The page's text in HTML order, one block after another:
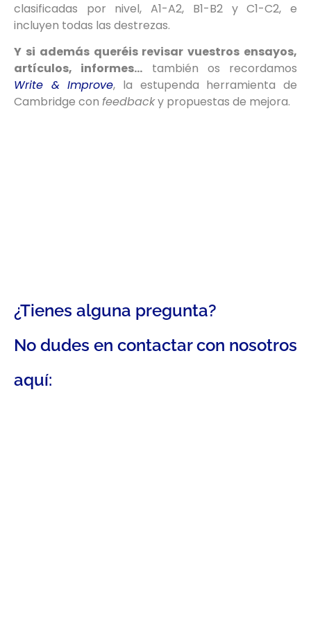
clasificadas por nivel, A1-A2, B1-B2 y C1-C2, e
incluyen todas las destrezas.
Y si además queréis revisar vuestros ensayos,
artículos, informes… también os recordamos
Write & Improve, la estupenda herramienta de
Cambridge con feedbacky propuestas de mejora.
¿Tienes alguna pregunta?
No dudes en contactar con nosotros
aquí: